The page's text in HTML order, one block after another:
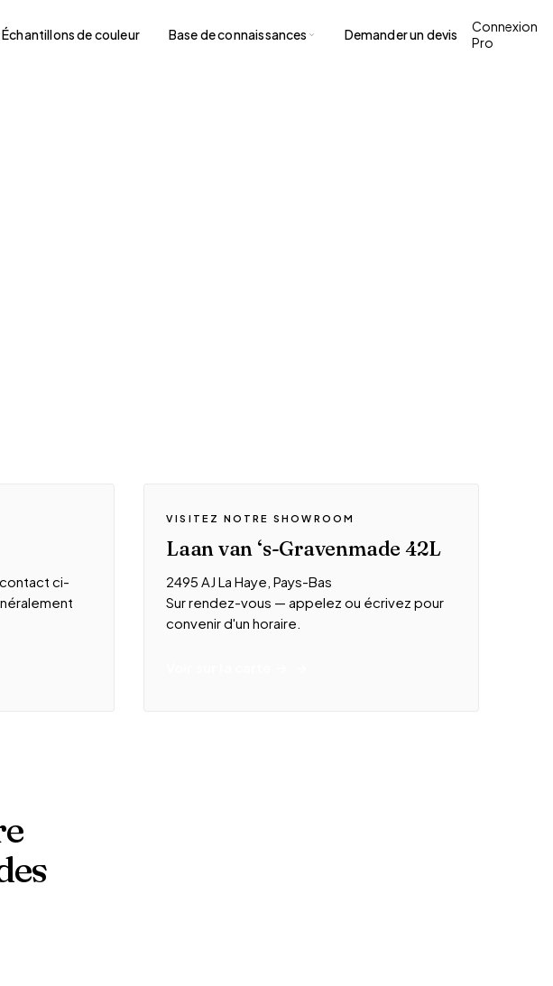
Échantillons de couleur Base de connaissances Demander un devis
Connexion
Pro
ci-
VISITEZ NOTRE SHOWROOM
Laan van ‘s-Gravenmade 42L
2495 AJ La Haye, Pays-Bas
Sur rendez-vous — appelez ou écrivez pour
convenir d'un horaire.